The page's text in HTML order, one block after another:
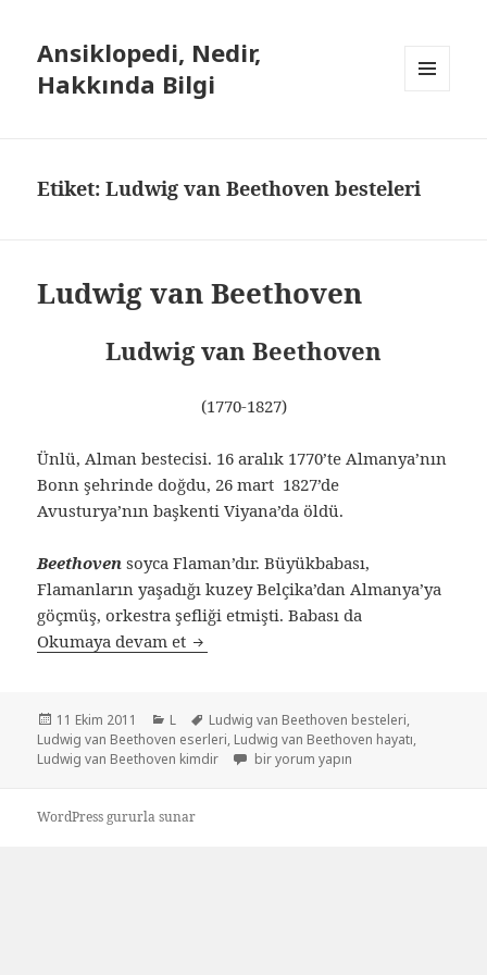
Ansiklopedi, Nedir,
Hakkında Bilgi
Etiket: Ludwig van Beethoven besteleri
Ludwig van Beethoven
Ludwig van Beethoven
(1770-1827)
Ünlü, Alman bestecisi. 16 aralık 1770’te Almanya’nın
Bonn şehrinde doğdu, 26 mart 1827’de
Avusturya’nın başkenti Viyana’da öldü.
Beethoven soyca Flaman’dır. Büyükbabası,
Flamanların yaşadığı kuzey Belçika’dan Almanya’ya
göçmüş, orkestra şefliği etmişti. Babası da
Okumaya devam et Ludwig van Beethoven
Yayın
tarihi
11 Ekim 2011 Kategoriler
L Etiketler
Ludwig van Beethoven besteleri,
Ludwig van Beethoven eserleri, Ludwig van Beethoven hayatı,
Ludwig van Beethoven kimdir
Ludwig van Beethoven için
bir yorum yapın
WordPress gururla sunar